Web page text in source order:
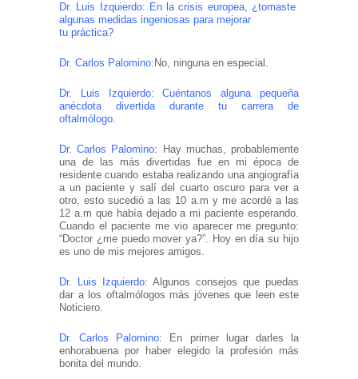
Dr. Luis Izquierdo: En la crisis europea, ¿tomaste
algunas medidas ingeniosas para mejorar
tu práctica?
Dr. Carlos Palomino:No, ninguna en especial.
Dr. Luis Izquierdo: Cuéntanos alguna pequeña
anécdota divertida durante tu carrera de
oftalmólogo.
Dr. Carlos Palomino: Hay muchas, probablemente
una de las más divertidas fue en mi época de
residente cuando estaba realizando una angiografía
a un paciente y salí del cuarto oscuro para ver a
otro, esto sucedió a las 10 a.m y me acordé a las
12 a.m que había dejado a mi paciente esperando.
Cuando el paciente me vio aparecer me pregunto:
“Doctor ¿me puedo mover ya?”. Hoy en día su hijo
es uno de mis mejores amigos.
Dr. Luis Izquierdo: Algunos consejos que puedas
dar a los oftalmólogos más jóvenes que leen este
Noticiero.
Dr. Carlos Palomino: En primer lugar darles la
enhorabuena por haber elegido la profesión más
bonita del mundo.